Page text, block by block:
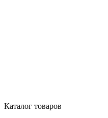
Каталог товаров